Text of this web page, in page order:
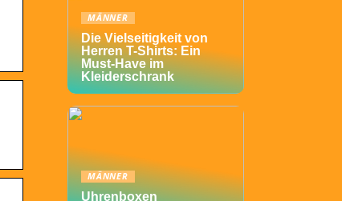
MÄNNER
Die Vielseitigkeit von
Herren T-Shirts: Ein
Must-Have im
Kleiderschrank
MÄNNER
Uhrenboxen